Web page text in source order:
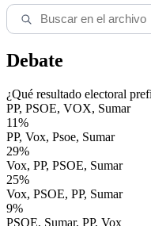
Debate
¿Qué resultado electoral
PP, PSOE, VOX, Sumar
11%
PP, Vox, Psoe, Sumar
29%
Vox, PP, PSOE, Sumar
25%
Vox, PSOE, PP, Sumar
9%
PSOE, Sumar, PP, Vox